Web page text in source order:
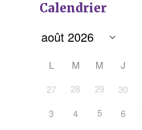
Calendrier
L M M J
27 28 29 30
3
4 5 6